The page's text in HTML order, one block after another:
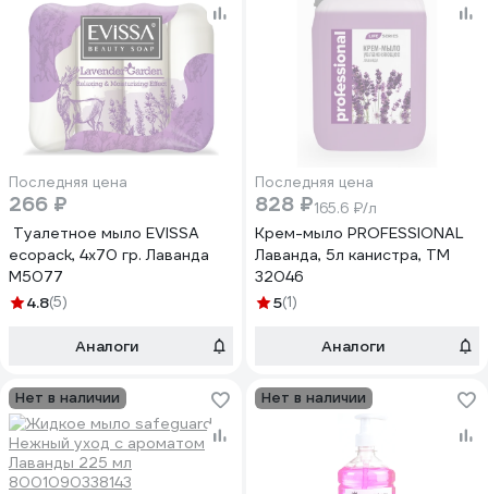
Последняя цена
266 ₽
Туалетное мыло EVISSА
ecopack, 4x70 гр. Лаванда
М5077
4.8(5)
Аналоги
Последняя цена
828 ₽165.6 ₽/л
Крем-мыло PROFESSIONAL
Лаванда, 5л канистра, ТМ
32046
5(1)
Аналоги
Нет в наличии Нет в наличии